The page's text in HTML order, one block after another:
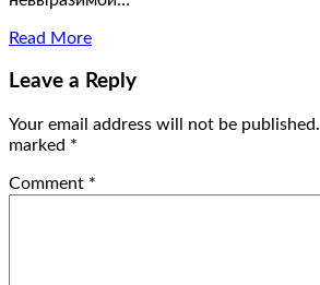
Read More
Leave a Reply
Your email address will not be published.
marked *
Comment *